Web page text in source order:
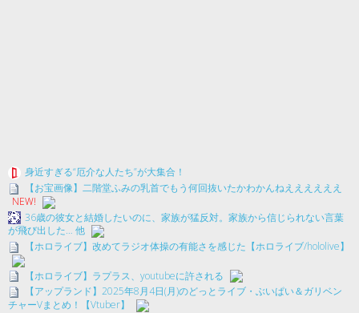
身近すぎる“厄介な人たち”が大集合！
【お宝画像】二階堂ふみの乳首でもう何回抜いたかわかんねええええええ
NEW!
36歳の彼女と結婚したいのに、家族が猛反対。家族から信じられない言葉
が飛び出した… 他
【ホロライブ】改めてラジオ体操の有能さを感じた【ホロライブ/hololive】
【ホロライブ】ラプラス、youtubeに許される
【アップランド】2025年8月4日(月)のどっとライブ・ぶいぱい＆ガリベン
チャーVまとめ！【Vtuber】